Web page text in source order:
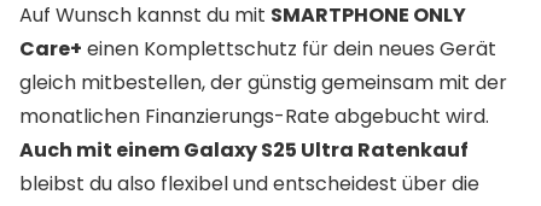
Auf Wunsch kannst du mit SMARTPHONE ONLY
Care+ einen Komplettschutz für dein neues Gerät
gleich mitbestellen, der günstig gemeinsam mit der
monatlichen Finanzierungs-Rate abgebucht wird.
Auch mit einem Galaxy S25 Ultra Ratenkauf
bleibst du also flexibel und entscheidest über die